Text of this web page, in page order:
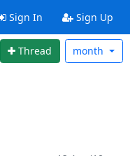
Sign In Sign Up
Thread month